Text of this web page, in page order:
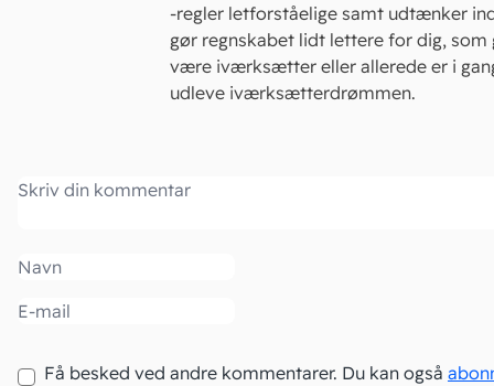
-regler letforståelige samt udtænker
gør regnskabet lidt lettere for dig, som
være iværksætter eller allerede er i
udleve iværksætterdrømmen.
Kommentar
Navn
Email
Få besked ved andre kommentarer. Du kan også